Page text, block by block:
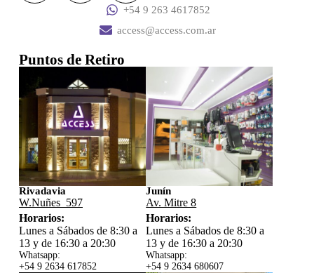
+54 9 263 4617852
access@access.com.ar
Puntos de Retiro
Rivadavia
W.Nuñes 597
Horarios:
Lunes a Sábados de 8:30 a
13 y de 16:30 a 20:30
Whatsapp:
+54 9 2634 617852
Junín
Av. Mitre 8
Horarios:
Lunes a Sábados de 8:30 a
13 y de 16:30 a 20:30
Whatsapp:
+54 9 2634 680607